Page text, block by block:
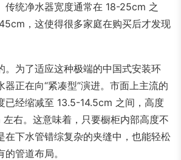
传统净水器宽度通常在 18-25cm 之
，这使得很多家庭在购买后才发现
。为了适应这种极端的中国式安装环
器正在向“紧凑型”演进。市面上主流的
已经缩减至 13.5-14.5cm 之间，高度
右。这意味着，只要橱柜内部高度不
下水管错综复杂的夹缝中，也能轻松
管道布局。